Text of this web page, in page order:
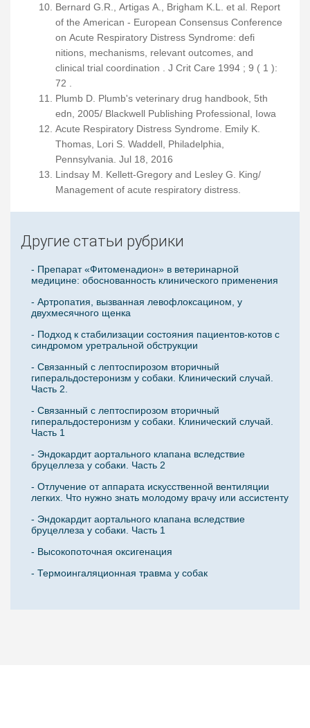
Bernard G.R., Artigas A., Brigham K.L. et al. Report
of the American - European Consensus Conference
on Acute Respiratory Distress Syndrome: defi
nitions, mechanisms, relevant outcomes, and
clinical trial coordination . J Crit Care 1994 ; 9 ( 1 ):
72 .
Plumb D. Plumb's veterinary drug handbook, 5th
edn, 2005/ Blackwell Publishing Professional, Iowa
Acute Respiratory Distress Syndrome. Emily K.
Thomas, Lori S. Waddell, Philadelphia,
Pennsylvania. Jul 18, 2016
Lindsay M. Kellett-Gregory and Lesley G. King/
Management of acute respiratory distress.
Другие статьи рубрики
- Препарат «Фитоменадион» в ветеринарной
медицине: обоснованность клинического применения
- Артропатия, вызванная левофлоксацином, у
двухмесячного щенка
- Подход к стабилизации состояния пациентов-котов с
синдромом уретральной обструкции
- Связанный с лептоспирозом вторичный
гиперальдостеронизм у собаки. Клинический случай.
Часть 2.
- Связанный с лептоспирозом вторичный
гиперальдостеронизм у собаки. Клинический случай.
Часть 1
- Эндокардит аортального клапана вследствие
бруцеллеза у собаки. Часть 2
- Отлучение от аппарата искусственной вентиляции
легких. Что нужно знать молодому врачу или ассистенту
- Эндокардит аортального клапана вследствие
бруцеллеза у собаки. Часть 1
- Высокопоточная оксигенация
- Термоингаляционная травма у собак